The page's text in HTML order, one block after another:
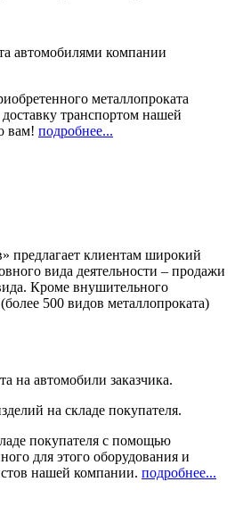
автомобилями компании
металлопроката
транспортом нашей
вам! подробнее...
предлагает клиентам широкий
вида деятельности – продажи
Кроме внушительного
500 видов металлопроката)
на автомобили заказчика.
на складе покупателя.
покупателя с помощью
для этого оборудования и
нашей компании. подробнее...